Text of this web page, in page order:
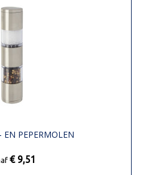
EN PEPERMOLEN
€ 9,51